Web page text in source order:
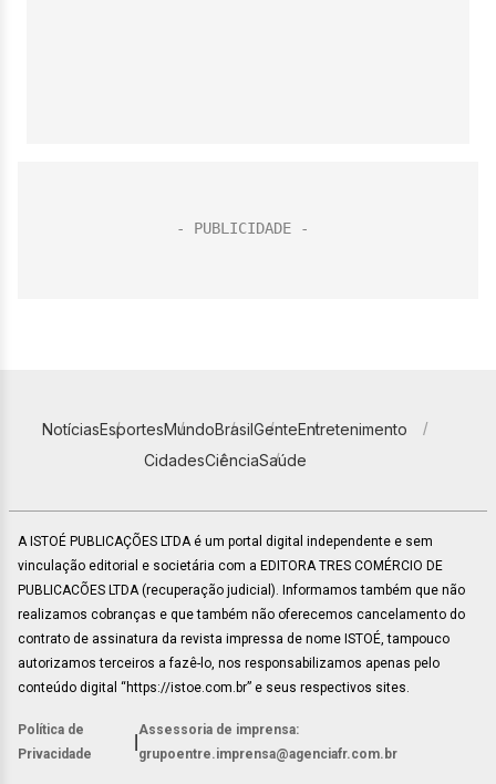
NotíciasEsportesMundoBrasilGenteEntretenimento
CidadesCiênciaSaúde
A ISTOÉ PUBLICAÇÕES LTDA é um portal digital independente e sem
vinculação editorial e societária com a EDITORA TRES COMÉRCIO DE
PUBLICACÕES LTDA (recuperação judicial). Informamos também que não
realizamos cobranças e que também não oferecemos cancelamento do
contrato de assinatura da revista impressa de nome ISTOÉ, tampouco
autorizamos terceiros a fazê-lo, nos responsabilizamos apenas pelo
conteúdo digital “https://istoe.com.br” e seus respectivos sites.
Política de
Privacidade
Assessoria de imprensa:
grupoentre.imprensa@agenciafr.com.br